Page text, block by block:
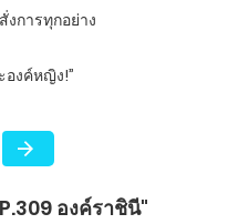
การทุกอย่าง
องค์หญิง!”
องค์ราชินี"